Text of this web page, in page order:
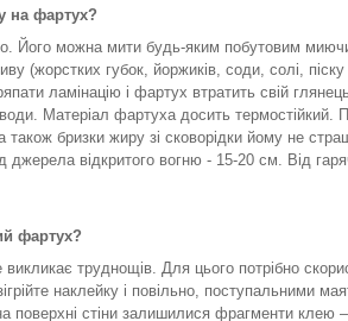
на фартух?
Його можна мити будь-яким побутовим
(жорстких губок, йоржиків, соди, солі,
ламінацію і фартух втратить свій
Матеріал фартуха досить термостійкий.
також бризки жиру зі сковорідки йому не
джерела відкритого вогню - 15-20 см. Від
фартух?
труднощів. Для цього потрібно
наклейку і повільно, поступальними
поверхні стіни залишилися фрагменти клею